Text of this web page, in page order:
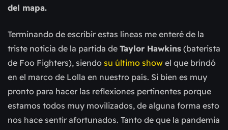
del mapa.
Terminando de escribir estas líneas me enteré de la
triste noticia de la partida de Taylor Hawkins (baterista
de Foo Fighters), siendo su último show el que brindó
en el marco de Lolla en nuestro país. Si bien es muy
pronto para hacer las reflexiones pertinentes porque
estamos todos muy movilizados, de alguna forma esto
nos hace sentir afortunados. Tanto de que la pandemia